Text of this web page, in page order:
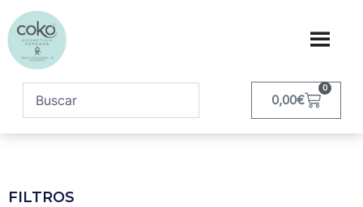
0,00€
0
FILTROS